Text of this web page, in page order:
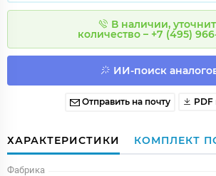
В наличии,
количество – +7 (495)
ИИ-поиск
Отправить на почту PDF
ХАРАКТЕРИСТИКИ КОМПЛЕКТ
Фабрика